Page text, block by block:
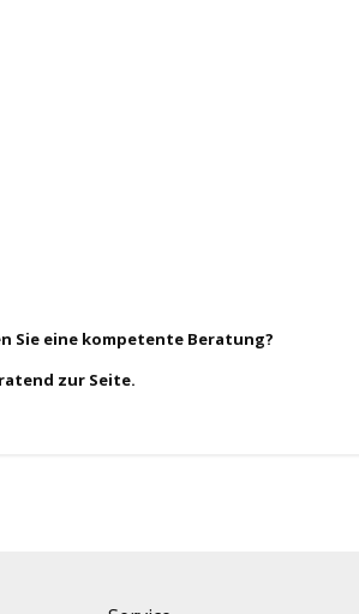
Sie eine kompetente Beratung?
zur Seite.